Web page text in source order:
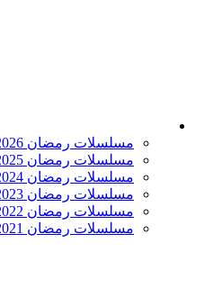
مسلسلات رمضان 2026
مسلسلات رمضان 2025
مسلسلات رمضان 2024
مسلسلات رمضان 2023
مسلسلات رمضان 2022
مسلسلات رمضان 2021